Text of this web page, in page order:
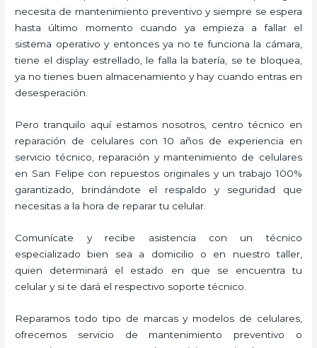
necesita de mantenimiento preventivo y siempre se espera
hasta último momento cuando ya empieza a fallar el
sistema operativo y entonces ya no te funciona la cámara,
tiene el display estrellado, le falla la batería, se te bloquea,
ya no tienes buen almacenamiento y hay cuando entras en
desesperación.
Pero tranquilo aquí estamos nosotros, centro técnico en
reparación de celulares con 10 años de experiencia en
servicio técnico, reparación y mantenimiento de celulares
en San Felipe con repuestos originales y un trabajo 100%
garantizado, brindándote el respaldo y seguridad que
necesitas a la hora de reparar tu celular.
Comunícate y recibe asistencia con un técnico
especializado bien sea a domicilio o en nuestro taller,
quien determinará el estado en que se encuentra tu
celular y si te dará el respectivo soporte técnico.
Reparamos todo tipo de marcas y modelos de celulares,
ofrecemos servicio de mantenimiento preventivo o